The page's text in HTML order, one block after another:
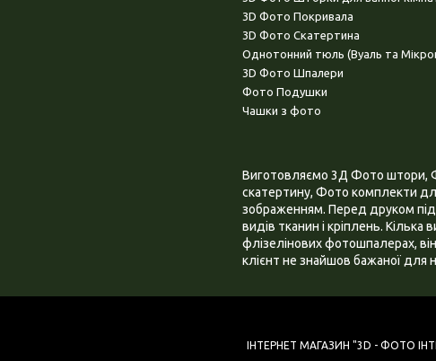
3D Фото Покривала
3D Фото Скатертина
Однотонний тюль (Вуаль та
3D Фото Шпалери
Фото Подушки
Чашки з фото
Виготовляємо 3Д Фото штори,
скатертину, Фото комплекти
зображенням. Перед друком
видів тканин і кріплень.
флізелінових фотошпалерах,
клієнт не знайшов бажаної для